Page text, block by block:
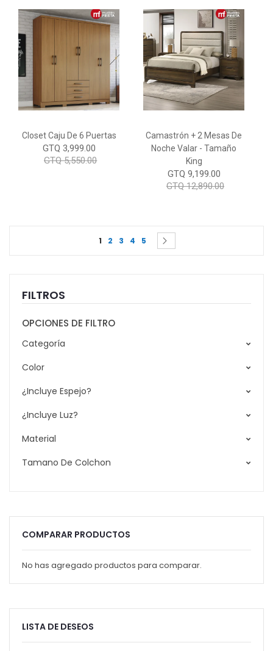
Closet Caju De 6 Puertas
GTQ 3,999.00
GTQ 5,550.00
Camastrón + 2 Mesas De
Noche Valar - Tamaño
King
GTQ 9,199.00
GTQ 12,890.00
Page
You're currently reading page
1 Page
2 Page
3 Page
4 Page
5 Page
FILTROS
OPCIONES DE FILTRO
Categoría
Color
¿Incluye Espejo?
¿Incluye Luz?
Material
Tamano De Colchon
COMPARAR PRODUCTOS
No has agregado productos para comparar.
LISTA DE DESEOS